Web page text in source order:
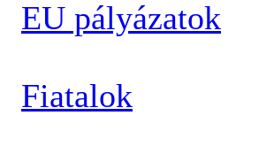
EU pályázatok
Fiatalok